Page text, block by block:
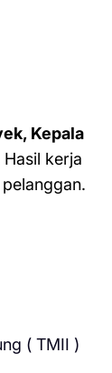
Kepala
Hasil kerja
( TMII )